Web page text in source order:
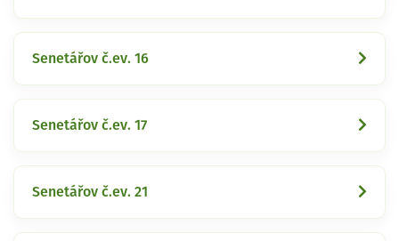
Senetářov č.ev. 16
Senetářov č.ev. 17
Senetářov č.ev. 21